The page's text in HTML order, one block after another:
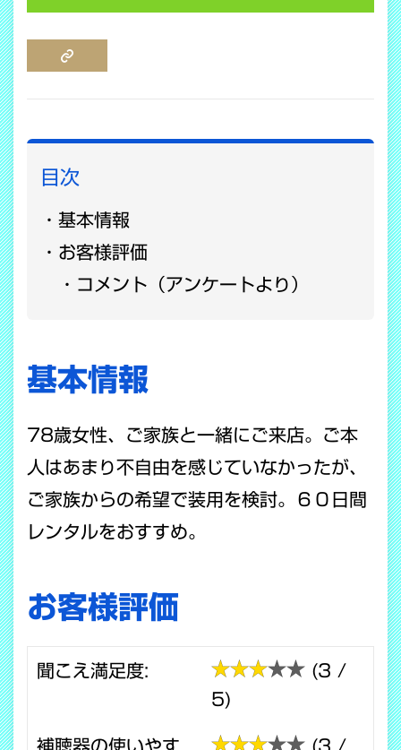
目次
基本情報
お客様評価
コメント（アンケートより）
基本情報
78歳女性、ご家族と一緒にご来店。ご本
人はあまり不自由を感じていなかったが、
ご家族からの希望で装用を検討。６０日間
レンタルをおすすめ。
お客様評価
聞こえ満足度:
(3 /
5)
補聴器の使いやす
(3 /